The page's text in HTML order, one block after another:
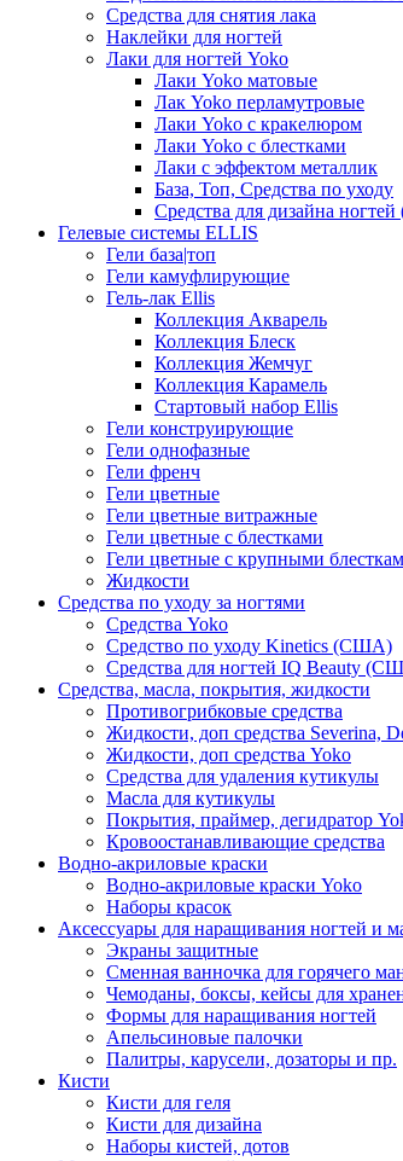
Средства для снятия лака
Наклейки для ногтей
Лаки для ногтей Yoko
Лаки Yoko матовые
Лак Yoko перламутровые
Лаки Yoko с кракелюром
Лаки Yoko с блестками
Лаки с эффектом металлик
База, Топ, Средства по уходу
Средства для дизайна ногтей
Гелевые системы ELLIS
Гели база|топ
Гели камуфлирующие
Гель-лак Ellis
Коллекция Акварель
Коллекция Блеск
Коллекция Жемчуг
Коллекция Карамель
Стартовый набор Ellis
Гели конструирующие
Гели однофазные
Гели френч
Гели цветные
Гели цветные витражные
Гели цветные с блестками
Гели цветные с крупными
Жидкости
Средства по уходу за ногтями
Средства Yoko
Средство по уходу Kinetics (США)
Средства для ногтей IQ Beauty
Средства, масла, покрытия, жидкости
Противогрибковые средства
Жидкости, доп средства Severina,
Жидкости, доп средства Yoko
Средства для удаления кутикулы
Масла для кутикулы
Покрытия, праймер, дегидратор
Кровоостанавливающие средства
Водно-акриловые краски
Водно-акриловые краски Yoko
Наборы красок
Аксессуары для наращивания ногтей и
Экраны защитные
Сменная ванночка для горячего
Чемоданы, боксы, кейсы для
Формы для наращивания ногтей
Апельсиновые палочки
Палитры, карусели, дозаторы и пр.
Кисти
Кисти для геля
Кисти для дизайна
Наборы кистей, дотов